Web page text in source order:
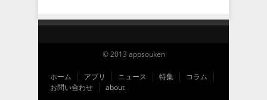
© 2013 appsouken
ホーム アプリ ニュース 特集
コラム
お問い合わせ
about